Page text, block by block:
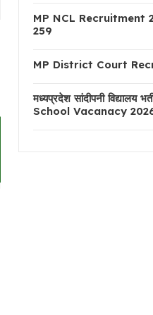
MP NCL Recruitment
259
MP District Court
मध्यप्रदेश सांदीपनी विद्यालय
School Vacanacy